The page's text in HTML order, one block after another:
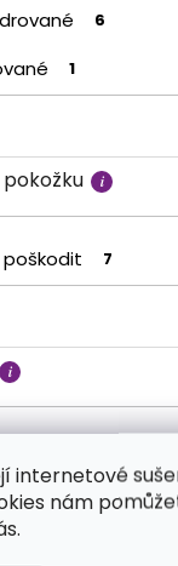
internetové
nám
6
1
poškodit 7
1